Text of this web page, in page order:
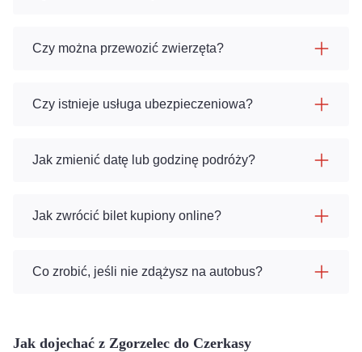
Czy można przewozić zwierzęta?
Czy istnieje usługa ubezpieczeniowa?
Jak zmienić datę lub godzinę podróży?
Jak zwrócić bilet kupiony online?
Co zrobić, jeśli nie zdążysz na autobus?
Jak dojechać z Zgorzelec do Czerkasy